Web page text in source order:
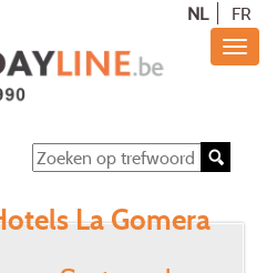
NL FR
La Gomera